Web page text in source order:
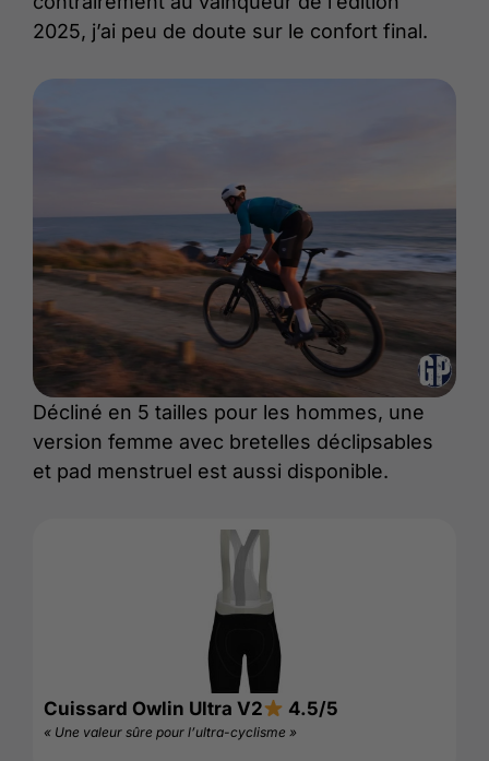
2025, j’ai peu de doute sur le confort final.
Décliné en 5 tailles pour les hommes, une
version femme avec bretelles déclipsables
et pad menstruel est aussi disponible.
Cuissard Owlin Ultra V2 4.5/5
« Une valeur sûre pour l’ultra-cyclisme »